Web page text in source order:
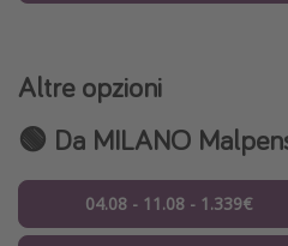
Altre opzioni
🟢 Da MILANO
04.08 - 11.08 - 1.339€